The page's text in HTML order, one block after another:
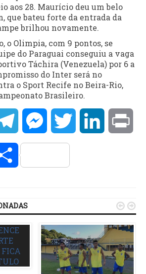
aos 28. Maurício deu um belo
que bateu forte da entrada da
brilhou novamente.
o Olimpia, com 9 pontos, se
do Paraguai conseguiu a vaga
Táchira (Venezuela) por 6 a
do Inter será no
o Sport Recife no Beira-Rio,
Brasileiro.
TelegramMessengerTwitter LinkedIn
Compartilhar
 